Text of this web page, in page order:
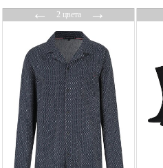
←2 цвета→